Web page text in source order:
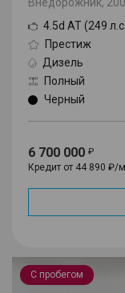
4.5d AT (249
Престиж
Дизель
Полный
Черный
6 700 000
Кредит от 44 890 ₽/
С пробегом
Land Cruiser